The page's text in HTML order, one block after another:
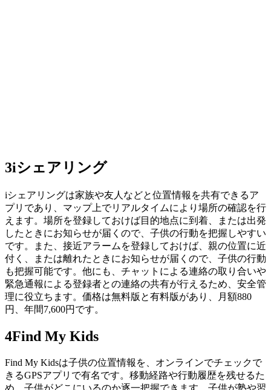
3iシェアリング
iシェアリングは家族や友人などと位置情報を共有できるア
プリであり、マップ上でリアルタイムにより場所の確認を行
えます。場所を登録しておけば目的地点に到着、または出発
したときにお知らせが届くので、子供の行動を把握しやすい
です。また、接近アラームを登録しておけば、親の位置に近
付く、または離れたときにお知らせが届くので、子供の行動
も把握可能です。他にも、チャットによる連絡の取り合いや
緊急通報による登録者との連絡の共有が行えるため、安全管
理に役立ちます。価格は無料版と有料版があり、月額880
円、年間7,600円です。
4Find My Kids
Find My Kidsは子供の位置情報を、オンラインでチェックで
きるGPSアプリで有名です。移動経路や行動履歴を残せるた